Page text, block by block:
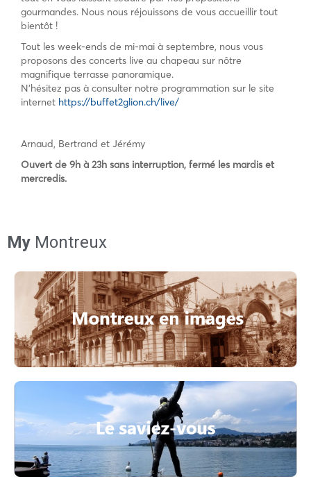
gourmandes. Nous nous réjouissons de vous accueillir tout
bientôt !
Tout les week-ends de mi-mai à septembre, nous vous
proposons des concerts live au chapeau sur nôtre
magnifique terrasse panoramique.
N’hésitez pas à consulter notre programmation sur le site
internet https://buffet2glion.ch/live/
Arnaud, Bertrand et Jérémy
Ouvert de 9h à 23h sans interruption, fermé les mardis et
mercredis.
My Montreux